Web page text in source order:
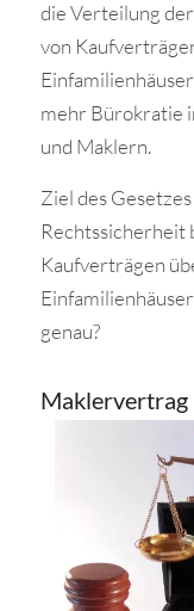
die Verteilung
von
mehr Bürokratie
und Maklern.
Ziel des
Rechtssicherheit
Kaufverträgen
genau?
Maklervertrag